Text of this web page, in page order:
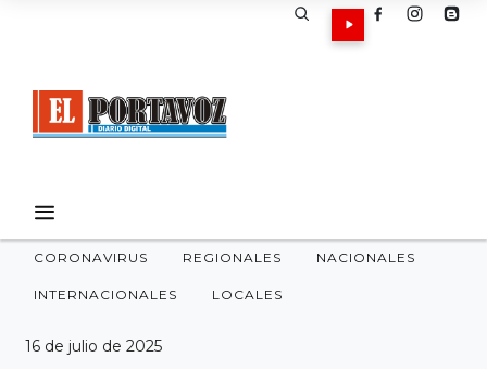
CORONAVIRUS REGIONALES NACIONALES
INTERNACIONALES LOCALES
16 de julio de 2025